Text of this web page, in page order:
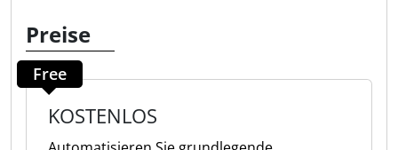
Preise
Free
KOSTENLOS